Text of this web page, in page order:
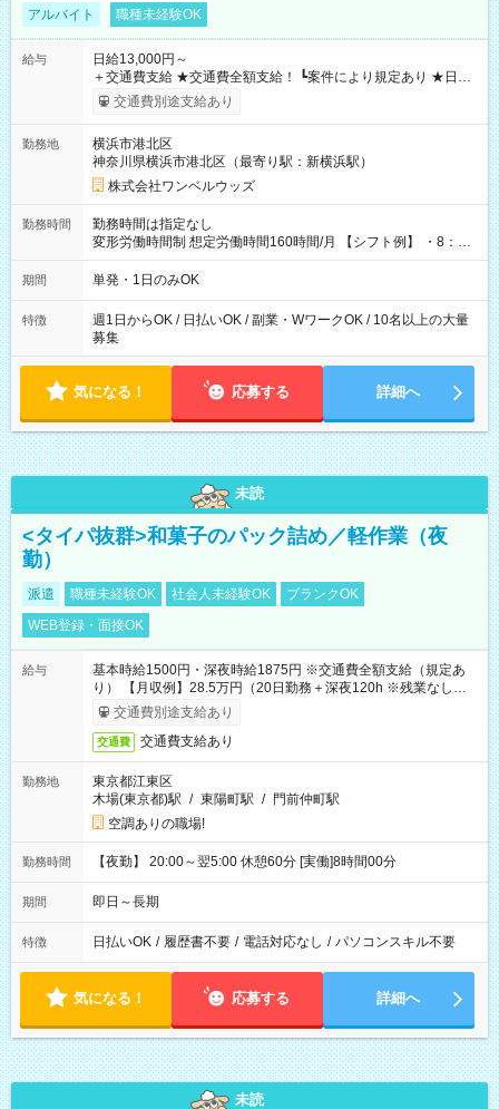
アルバイト 職種未経験OK
給与
日給13,000円～
＋交通費支給 ★交通費全額支給！ ┗案件により規定あり ★日払
いOK！（規定あり） ┗働いたその日に現金GET♪ お仕事後はコ
ンビニATMから 日払い分を引き落とせます！ 【試用期間】試
交通費別途支給あり
勤務地
横浜市港北区
神奈川県横浜市港北区（最寄り駅：新横浜駅）
株式会社ワンベルウッズ
勤務時間
勤務時間は指定なし
変形労働時間制 想定労働時間160時間/月 【シフト例】 ・8：00
～21：00
期間 単発・1日のみOK
特徴
週1日からOK / 日払いOK / 副業・WワークOK / 10名以上の大量
募集
気になる！ 応募する 詳細へ
未読
<タイパ抜群>和菓子のパック詰め／軽作業（夜
勤）
派遣 職種未経験OK 社会人未経験OK
ブランクOK
WEB登録・面接OK
給与
基本時給1500円・深夜時給1875円 ※交通費全額支給（規定あ
り） 【月収例】28.5万円（20日勤務＋深夜120h ※残業なしの場
合）交通費別途支給あり
交通費 交通費支給あり
勤務地
東京都江東区
木場(東京都)駅 / 東陽町駅 / 門前仲町駅
空調ありの職場!
勤務時間 【夜勤】 20:00～翌5:00 休憩60分 [実働]8時間00分
期間 即日～長期
特徴 日払いOK / 履歴書不要 / 電話対応なし / パソコンスキル不要
気になる！ 応募する 詳細へ
未読